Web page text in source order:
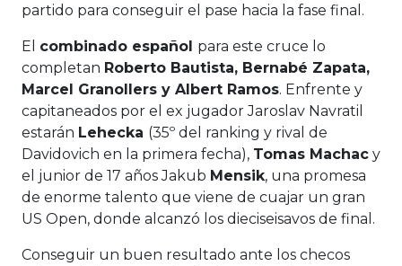
partido para conseguir el pase hacia la fase final.
El combinado español para este cruce lo
completan Roberto Bautista, Bernabé Zapata,
Marcel Granollers y Albert Ramos. Enfrente y
capitaneados por el ex jugador Jaroslav Navratil
estarán Lehecka (35º del ranking y rival de
Davidovich en la primera fecha), Tomas Machac y
el junior de 17 años Jakub Mensik, una promesa
de enorme talento que viene de cuajar un gran
US Open, donde alcanzó los dieciseisavos de final.
Conseguir un buen resultado ante los checos